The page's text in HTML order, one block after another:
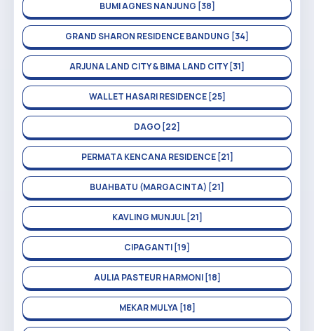
BUMI AGNES NANJUNG [38]
GRAND SHARON RESIDENCE BANDUNG [34]
ARJUNA LAND CITY & BIMA LAND CITY [31]
WALLET HASARI RESIDENCE [25]
DAGO [22]
PERMATA KENCANA RESIDENCE [21]
BUAHBATU (MARGACINTA) [21]
KAVLING MUNJUL [21]
CIPAGANTI [19]
AULIA PASTEUR HARMONI [18]
MEKAR MULYA [18]